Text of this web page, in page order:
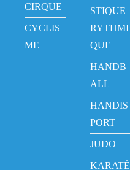
CIRQUE
CYCLIS
ME
STIQUE
RYTHMI
QUE
HANDB
ALL
HANDIS
PORT
JUDO
KARATÉ